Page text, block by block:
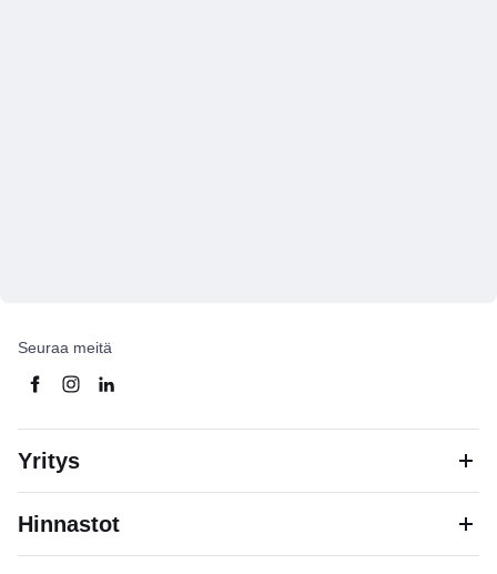
Seuraa meitä
Yritys
Hinnastot